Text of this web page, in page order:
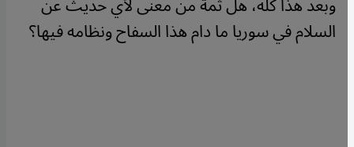
السلام في سوريا ما دام هذا السفاح ونظامه فيها؟